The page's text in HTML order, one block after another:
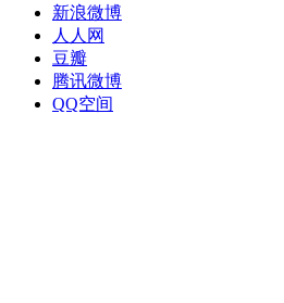
新浪微博
人人网
豆瓣
腾讯微博
QQ空间